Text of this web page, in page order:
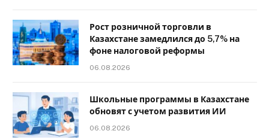
Рост розничной торговли в
Казахстане замедлился до 5,7% на
фоне налоговой реформы
06.08.2026
Школьные программы в Казахстане
обновят с учетом развития ИИ
06.08.2026